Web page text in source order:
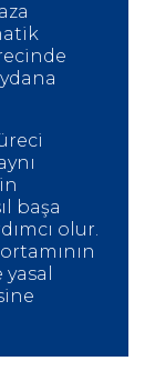
başa
olur.